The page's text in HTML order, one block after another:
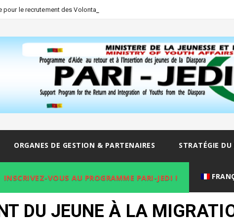
pour le recrutement des Volontaires de la dias
ORGANES DE GESTION & PARTENAIRES STRATÉGIE
INSCRIVEZ-VOUS AU PROGRAMME PARI-JEDI !
DU JEUNE À LA